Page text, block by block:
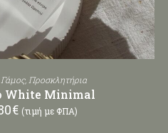
Γάμος, Προσκλητήρια
White Minimal
€ (τιμή με ΦΠΑ)